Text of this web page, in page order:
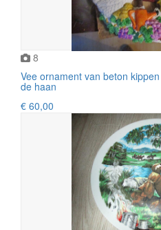
8
Vee ornament van beton
de haan
€ 60,00